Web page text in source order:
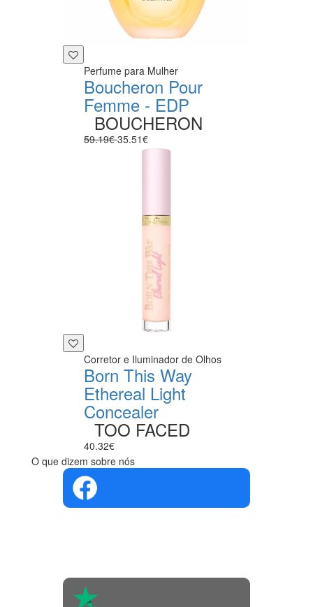
Perfume para Mulher
Boucheron Pour
Femme - EDP
BOUCHERON
59.19€35.51€
Corretor e Iluminador de Olhos
Born This Way
Ethereal Light
Concealer
TOO FACED
40.32€
O que dizem sobre nós